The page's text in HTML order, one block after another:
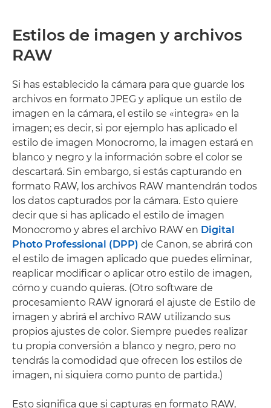
Estilos de imagen y archivos
RAW
Si has establecido la cámara para que guarde los
archivos en formato JPEG y aplique un estilo de
imagen en la cámara, el estilo se «integra» en la
imagen; es decir, si por ejemplo has aplicado el
estilo de imagen Monocromo, la imagen estará en
blanco y negro y la información sobre el color se
descartará. Sin embargo, si estás capturando en
formato RAW, los archivos RAW mantendrán todos
los datos capturados por la cámara. Esto quiere
decir que si has aplicado el estilo de imagen
Monocromo y abres el archivo RAW en Digital
Photo Professional (DPP) de Canon, se abrirá con
el estilo de imagen aplicado que puedes eliminar,
reaplicar modificar o aplicar otro estilo de imagen,
cómo y cuando quieras. (Otro software de
procesamiento RAW ignorará el ajuste de Estilo de
imagen y abrirá el archivo RAW utilizando sus
propios ajustes de color. Siempre puedes realizar
tu propia conversión a blanco y negro, pero no
tendrás la comodidad que ofrecen los estilos de
imagen, ni siquiera como punto de partida.)
Esto significa que si capturas en formato RAW,